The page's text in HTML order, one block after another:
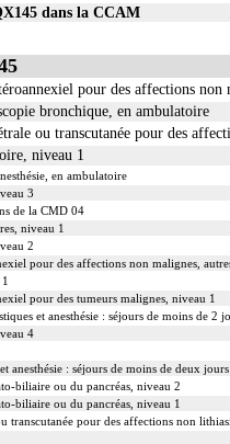
dans la CCAM
pour des affections
bronchique, en ambulatoire
ou transcutanée pour des
niveau 1
en ambulatoire
3
de la CMD 04
niveau 1
2
pour des affections non malignes,
pour des tumeurs malignes, niveau 1
et anesthésie : séjours de moins de 2
4
anesthésie : séjours de moins de deux jours
biliaire ou du pancréas, niveau 2
biliaire ou du pancréas, niveau 1
transcutanée pour des affections non